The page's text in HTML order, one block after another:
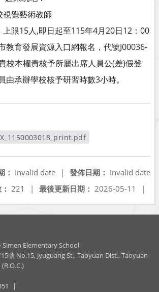
覺藝術教師
限15人‚即日起至115年4月20日12：00
教育發展資源入口網報名，代號J00036-
校本權責核予所屬出席人員公(差)假登
由承辦學校核予研習時數3小時。
發佈日期： Invalid date
： Invalid date
|
最後更新日期： 2026-05-11 |
221 |
Elementary School
號 No.15, Jyuguang St., Taoyuan Dist., Taoyuan
|